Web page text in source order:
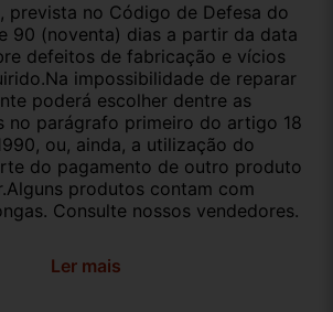
prevista no Código de Defesa do
90 (noventa) dias a partir da data
defeitos de fabricação e vícios
impossibilidade de reparar
poderá escolher dentre as
no parágrafo primeiro do artigo 18
ou, ainda, a utilização do
do pagamento de outro produto
produtos contam com
Consulte nossos vendedores.
Ler mais